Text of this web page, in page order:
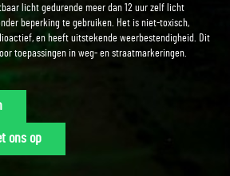
licht gedurende meer dan 12 uur zelf licht
beperking te gebruiken. Het is niet-toxisch,
en heeft uitstekende weerbestendigheid. Dit
toepassingen in weg- en straatmarkeringen.
ons op